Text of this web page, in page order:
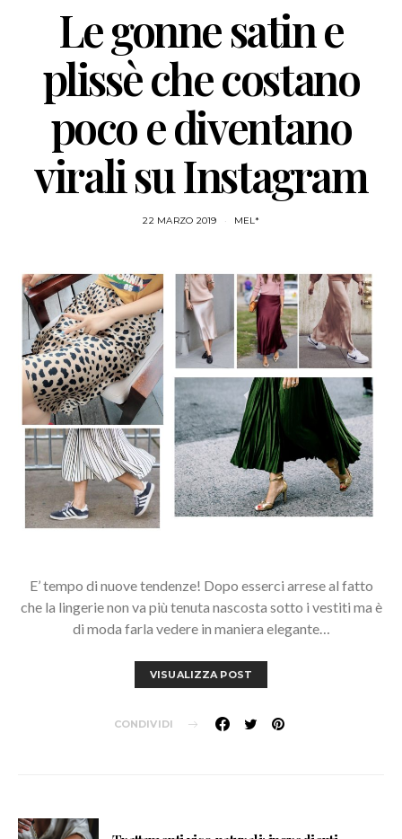
Le gonne satin e
plissè che costano
poco e diventano
virali su Instagram
22 MARZO 2019 MEL*
E’ tempo di nuove tendenze! Dopo esserci arrese al fatto
che la lingerie non va più tenuta nascosta sotto i vestiti ma è
di moda farla vedere in maniera elegante…
VISUALIZZA POST
CONDIVIDI